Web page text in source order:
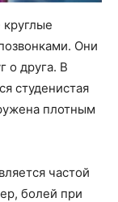
Они
о друга. В
студенистая
плотным
частой
болей при